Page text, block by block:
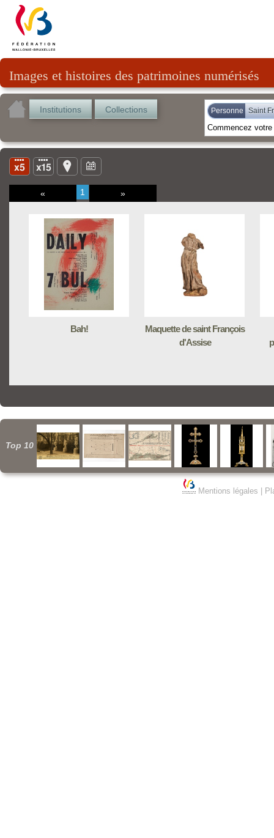
Images et histoires des patrimoines numérisés
Institutions Collections Personne Saint
« 1 »
Bah!
Maquette de saint François
d'Assise
Top 10
Mentions légales